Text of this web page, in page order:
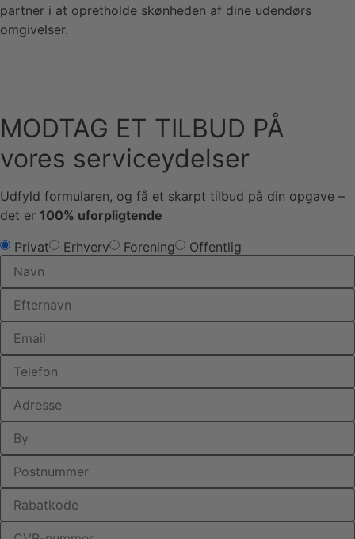
partner i at opretholde skønheden af dine udendørs
omgivelser.
MODTAG ET TILBUD PÅ
vores serviceydelser
Udfyld formularen, og få et skarpt tilbud på din opgave –
det er 100% uforpligtende
Privat Erhverv Forening Offentlig